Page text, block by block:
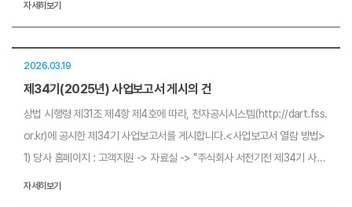
시기 바라오며 자차 이용 시 인근 사설/공영 주차장을 이용해 주시기 바랍니
다.
자세히보기
2026.03.19
제34기(2025년) 사업보고서 게시의 건
상법 시행령 제31조 제4항 제4호에 따라, 전자공시시스템(http://dart.fss.
or.kr)에 공시한 제34기 사업보고서를 게시합니다.<사업보고서 열람 방법>
1) 당사 홈페이지 : 고객지원 -> 자료실 -> "주식회사 서전기전 제34기 사업
보고서" 2) 전자공시시스템 이용감사합니다.
자세히보기